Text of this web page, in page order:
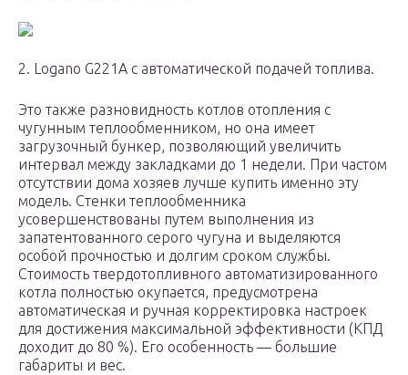
2. Logano G221A с автоматической подачей топлива.
Это также разновидность котлов отопления с
чугунным теплообменником, но она имеет
загрузочный бункер, позволяющий увеличить
интервал между закладками до 1 недели. При частом
отсутствии дома хозяев лучше купить именно эту
модель. Стенки теплообменника
усовершенствованы путем выполнения из
запатентованного серого чугуна и выделяются
особой прочностью и долгим сроком службы.
Стоимость твердотопливного автоматизированного
котла полностью окупается, предусмотрена
автоматическая и ручная корректировка настроек
для достижения максимальной эффективности (КПД
доходит до 80 %). Его особенность — большие
габариты и вес.